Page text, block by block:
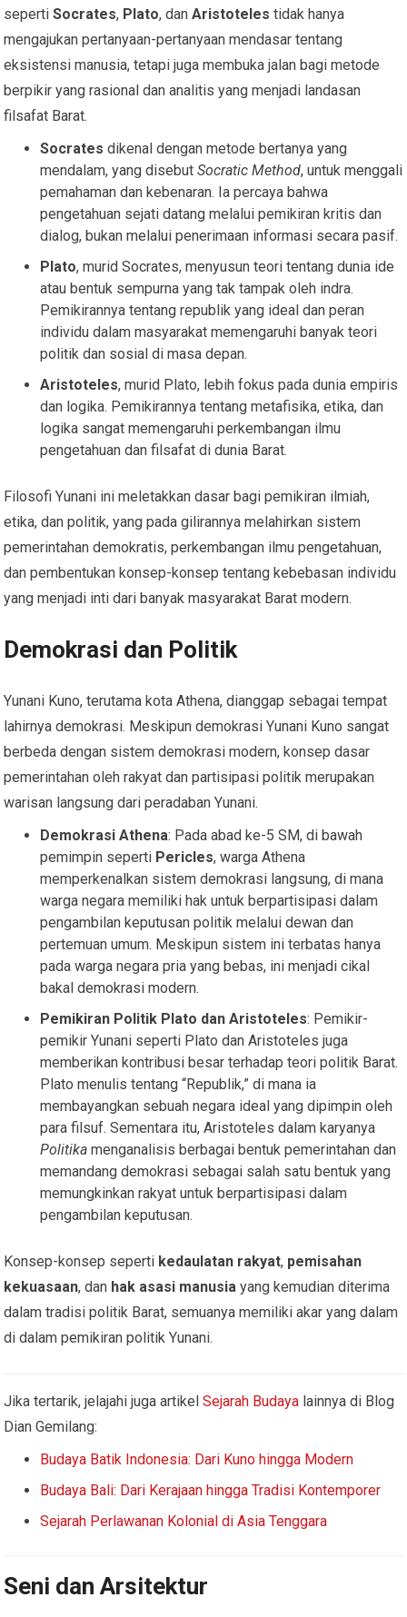
sepertiSocrates, Plato, danAristoteles tidak hanya
mengajukan pertanyaan-pertanyaan mendasar tentang
eksistensi manusia, tetapi juga membuka jalan bagi metode
berpikir yang rasional dan analitis yang menjadi landasan
filsafat Barat.
Socrates dikenal dengan metode bertanya yang
mendalam, yang disebutSocratic Method, untuk menggali
pemahaman dan kebenaran. Ia percaya bahwa
pengetahuan sejati datang melalui pemikiran kritis dan
dialog, bukan melalui penerimaan informasi secara pasif.
Plato, murid Socrates, menyusun teori tentang dunia ide
atau bentuk sempurna yang tak tampak oleh indra.
Pemikirannya tentang republik yang ideal dan peran
individu dalam masyarakat memengaruhi banyak teori
politik dan sosial di masa depan.
Aristoteles, murid Plato, lebih fokus pada dunia empiris
dan logika. Pemikirannya tentang metafisika, etika, dan
logika sangat memengaruhi perkembangan ilmu
pengetahuan dan filsafat di dunia Barat.
Filosofi Yunani ini meletakkan dasar bagi pemikiran ilmiah,
etika, dan politik, yang pada gilirannya melahirkan sistem
pemerintahan demokratis, perkembangan ilmu pengetahuan,
dan pembentukan konsep-konsep tentang kebebasan individu
yang menjadi inti dari banyak masyarakat Barat modern.
Demokrasi dan Politik
Yunani Kuno, terutama kota Athena, dianggap sebagai tempat
lahirnya demokrasi. Meskipun demokrasi Yunani Kuno sangat
berbeda dengan sistem demokrasi modern, konsep dasar
pemerintahan oleh rakyat dan partisipasi politik merupakan
warisan langsung dari peradaban Yunani.
Demokrasi Athena: Pada abad ke-5 SM, di bawah
pemimpin seperti Pericles, warga Athena
memperkenalkan sistem demokrasi langsung, di mana
warga negara memiliki hak untuk berpartisipasi dalam
pengambilan keputusan politik melalui dewan dan
pertemuan umum. Meskipun sistem ini terbatas hanya
pada warga negara pria yang bebas, ini menjadi cikal
bakal demokrasi modern.
Pemikiran Politik Plato dan Aristoteles: Pemikir-
pemikir Yunani seperti Plato dan Aristoteles juga
memberikan kontribusi besar terhadap teori politik Barat.
Plato menulis tentang “Republik,” di mana ia
membayangkan sebuah negara ideal yang dipimpin oleh
para filsuf. Sementara itu, Aristoteles dalam karyanya
Politika menganalisis berbagai bentuk pemerintahan dan
memandang demokrasi sebagai salah satu bentuk yang
memungkinkan rakyat untuk berpartisipasi dalam
pengambilan keputusan.
Konsep-konsep seperti kedaulatan rakyat, pemisahan
kekuasaan, dan hak asasi manusia yang kemudian diterima
dalam tradisi politik Barat, semuanya memiliki akar yang dalam
di dalam pemikiran politik Yunani.
Jika tertarik, jelajahi juga artikelSejarah Budaya lainnya di Blog
Dian Gemilang:
Budaya Batik Indonesia: Dari Kuno hingga Modern
Budaya Bali: Dari Kerajaan hingga Tradisi Kontemporer
Sejarah Perlawanan Kolonial di Asia Tenggara
Seni dan Arsitektur